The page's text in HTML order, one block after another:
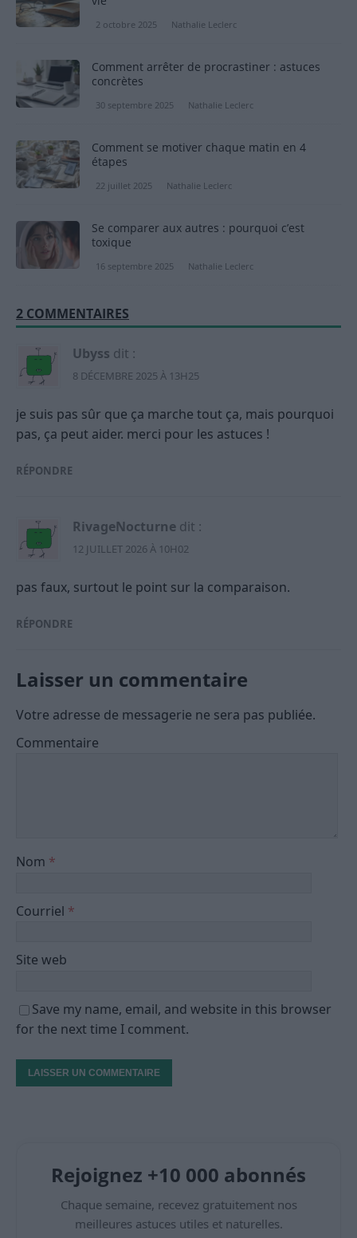
2 octobre 2025 Nathalie Leclerc
Comment arrêter de procrastiner : astuces
concrètes
30 septembre 2025 Nathalie Leclerc
Comment se motiver chaque matin en 4
étapes
22 juillet 2025 Nathalie Leclerc
Se comparer aux autres : pourquoi c’est
toxique
16 septembre 2025 Nathalie Leclerc
2 COMMENTAIRES
Ubyss dit :
8 DÉCEMBRE 2025 À 13H25
je suis pas sûr que ça marche tout ça, mais pourquoi
pas, ça peut aider. merci pour les astuces !
RÉPONDRE
RivageNocturne dit :
12 JUILLET 2026 À 10H02
pas faux, surtout le point sur la comparaison.
RÉPONDRE
Laisser un commentaire
Votre adresse de messagerie ne sera pas publiée.
Commentaire
Nom *
Courriel *
Site web
Save my name, email, and website in this browser
for the next time I comment.
Rejoignez +10 000 abonnés
Chaque semaine, recevez gratuitement nos
meilleures astuces utiles et naturelles.